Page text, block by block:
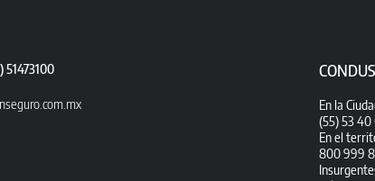
51473100
En la
(55) 53
En el
800 999